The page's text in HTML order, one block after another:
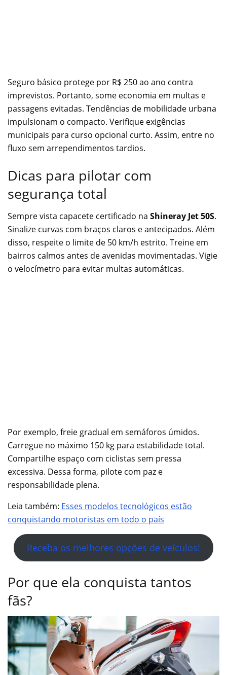
Seguro básico protege por R$ 250 ao ano contra
imprevistos. Portanto, some economia em multas e
passagens evitadas. Tendências de mobilidade urbana
impulsionam o compacto. Verifique exigências
municipais para curso opcional curto. Assim, entre no
fluxo sem arrependimentos tardios.
Dicas para pilotar com
segurança total
Sempre vista capacete certificado na Shineray Jet 50S.
Sinalize curvas com braços claros e antecipados. Além
disso, respeite o limite de 50 km/h estrito. Treine em
bairros calmos antes de avenidas movimentadas. Vigie
o velocímetro para evitar multas automáticas.
Por exemplo, freie gradual em semáforos úmidos.
Carregue no máximo 150 kg para estabilidade total.
Compartilhe espaço com ciclistas sem pressa
excessiva. Dessa forma, pilote com paz e
responsabilidade plena.
Leia também: Esses modelos tecnológicos estão
conquistando motoristas em todo o país
Receba os melhores opções de veículos!
Por que ela conquista tantos
fãs?